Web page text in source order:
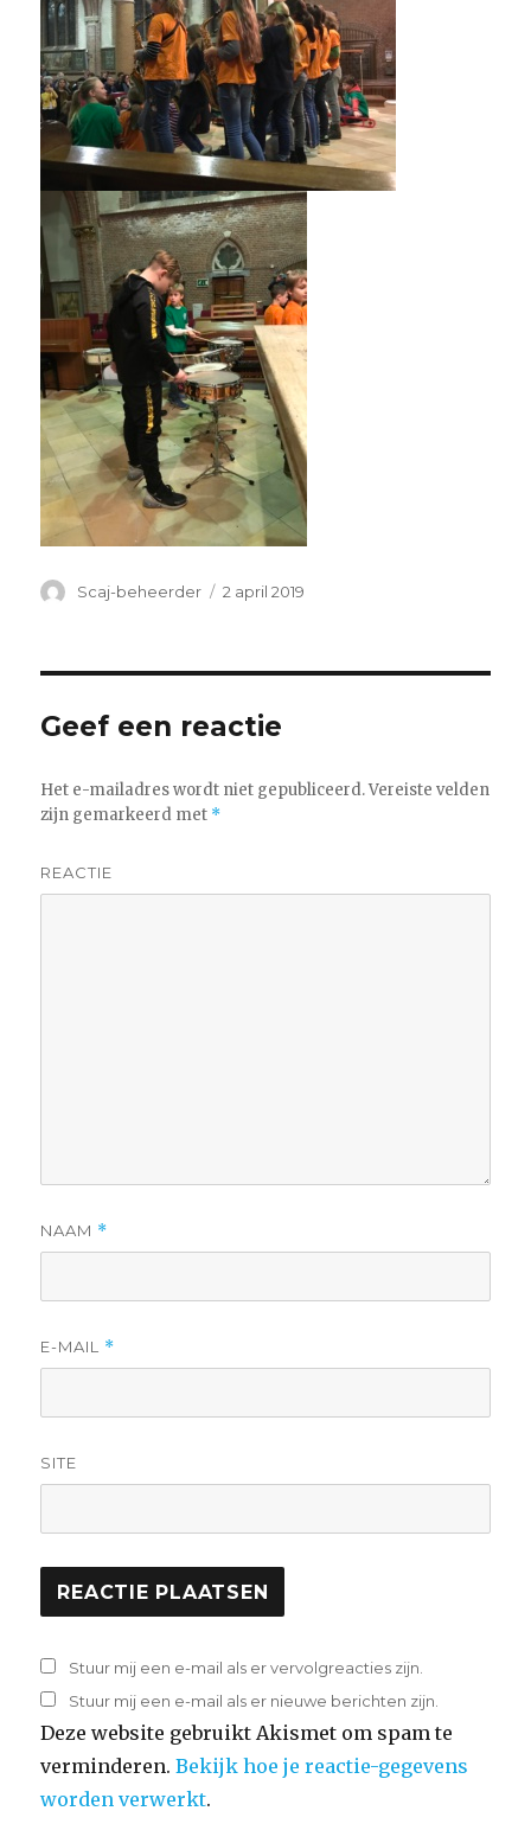
Auteur
Scaj-beheerder
Geplaatst
2 april 2019
Geef een reactie
Het e-mailadres wordt niet gepubliceerd.Vereiste velden
zijn gemarkeerd met *
REACTIE
NAAM *
E-MAIL *
SITE
Stuur mij een e-mail als er vervolgreacties zijn.
Stuur mij een e-mail als er nieuwe berichten zijn.
Deze website gebruikt Akismet om spam te
verminderen.Bekijk hoe je reactie-gegevens
worden verwerkt.